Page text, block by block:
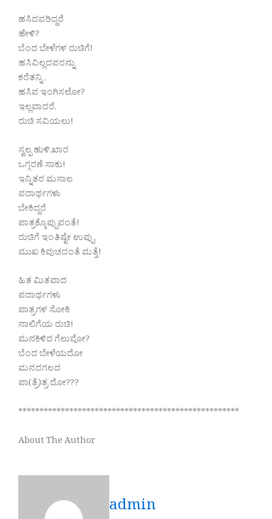
ಹಸಿದವರಿದ್ದರೆ
ಹೇಳಿ?
ಬೆಂದ ಬೇಳೆಗಳ ರುಚಿಗೆ!
ಹಸಿವಿಲ್ಲದವರನ್ನು
ಕರೆತನ್ನಿ ,
ಹಸಿವ ಇಂಗಿಸಲೋ?
ಇಲ್ಲವಾದರೆ,
ರುಚಿ ಸವಿಯಲು!
ಸ್ವಲ್ಪ ಹುಳಿ,ಖಾರ
ಒಗ್ಗರಣೆ ಸಾಕು!
ಇನ್ನಿತರ ಮಸಾಲ
ಪದಾರ್ಥಗಳು
ಬೇಕಿದ್ದರೆ
ಪಾತ್ರಕ್ಕೊಪ್ಪುವಂತೆ!
ರುಚಿಗೆ ಇಂತಿಷ್ಟೇ ಉಪ್ಪು,
ಮುಖ ಕಿವುಚದಂತೆ ಮತ್ತೆ!
ಹಿತ ಮಿತವಾದ
ಪದಾರ್ಥಗಳು
ಪಾತ್ರಗಳ ಸೋಕಿ
ನಾಲಿಗೆಯ ರುಚಿ!
ಮನಕಿಳಿದ ಗೆಲುವೋ?
ಬೆಂದ ಬೇಳೆಯದೋ
ಮನದಗಲದ
ಪಾ(ತ್ರೆ)ತ್ರ ದೋ???
****************************************************
About The Author
admin